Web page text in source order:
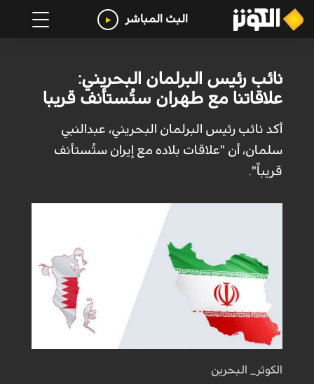
البث المباشر
نائب رئيس البرلمان البحريني:
علاقاتنا مع طهران ستُستأنف قريبا
أكد نائب رئيس البرلمان البحريني، عبدالنبي
سلمان، أن "علاقات بلاده مع إيران ستُستأنف
قريباً".
الكوثر_ البحرين